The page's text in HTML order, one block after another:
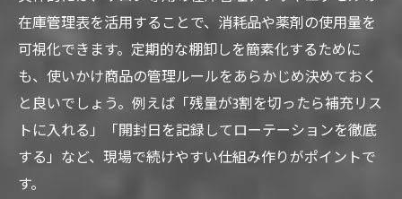
在庫管理表を活用することで、消耗品や薬剤の使用量を
可視化できます。定期的な棚卸しを簡素化するために
も、使いかけ商品の管理ルールをあらかじめ決めておく
と良いでしょう。例えば「残量が3割を切ったら補充リス
トに入れる」「開封日を記録してローテーションを徹底
する」など、現場で続けやすい仕組み作りがポイントで
す。